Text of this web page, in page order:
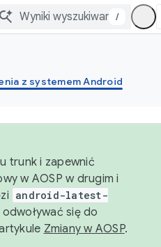
/
z systemem Android
trunk i zapewnić
w AOSP w drugim i
android-latest-
się do
Zmiany w AOSP.